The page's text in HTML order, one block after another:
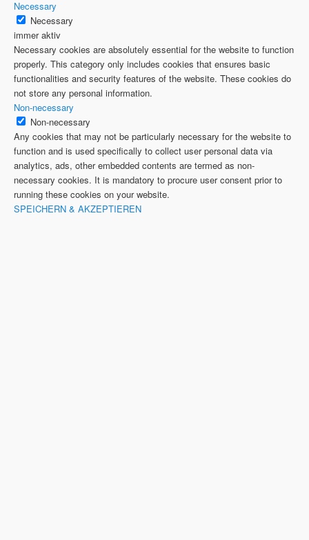
Necessary
Necessary
immer aktiv
Necessary cookies are absolutely essential for the website to function
properly. This category only includes cookies that ensures basic
functionalities and security features of the website. These cookies do
not store any personal information.
Non-necessary
Non-necessary
Any cookies that may not be particularly necessary for the website to
function and is used specifically to collect user personal data via
analytics, ads, other embedded contents are termed as non-
necessary cookies. It is mandatory to procure user consent prior to
running these cookies on your website.
SPEICHERN & AKZEPTIEREN